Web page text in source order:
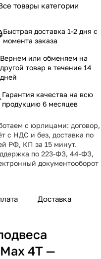
товары категории
Быстрая доставка 1-2 дня с
момента заказа
Вернем или обменяем на
другой товар в течение 14
дней
Гарантия качества на всю
продукцию 6 месяцев
с юрлицами: договор,
с НДС и без, доставка по
РФ, КП за 15 минут.
по 223-ФЗ, 44-ФЗ,
документооборот
Доставка
4T —